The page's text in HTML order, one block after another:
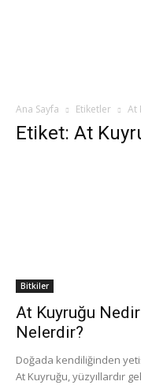
Ana Sayfa Etiketler At
Etiket: At
Bitkiler
At Kuyruğu
Nelerdir?
Doğada kendiliğinden
At Kuyruğu, yüzyıllardır